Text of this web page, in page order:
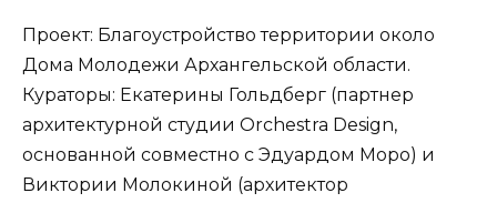
Проект: Благоустройство территории около
Дома Молодежи Архангельской области.
Кураторы: Екатерины Гольдберг (партнер
архитектурной студии Orchestra Design,
основанной совместно с Эдуардом Моро) и
Виктории Молокиной (архитектор